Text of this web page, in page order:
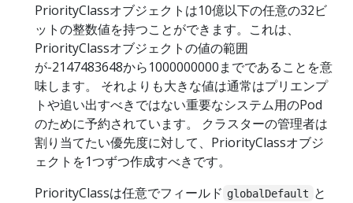
PriorityClassオブジェクトは10億以下の任意の32ビ
ットの整数値を持つことができます。これは、
PriorityClassオブジェクトの値の範囲
が-2147483648から1000000000までであることを意
味します。 それよりも大きな値は通常はプリエンプ
トや追い出すべきではない重要なシステム用のPod
のために予約されています。 クラスターの管理者は
割り当てたい優先度に対して、PriorityClassオブジ
ェクトを1つずつ作成すべきです。
PriorityClassは任意でフィールド globalDefault と